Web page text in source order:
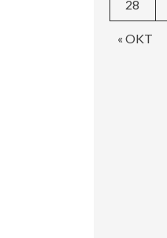
« OKT
28